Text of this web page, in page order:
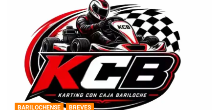
BARILOCHENSE BREVES